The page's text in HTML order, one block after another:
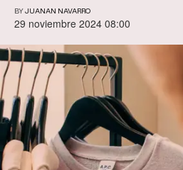
BY JUANAN NAVARRO
29 noviembre 2024 08:00